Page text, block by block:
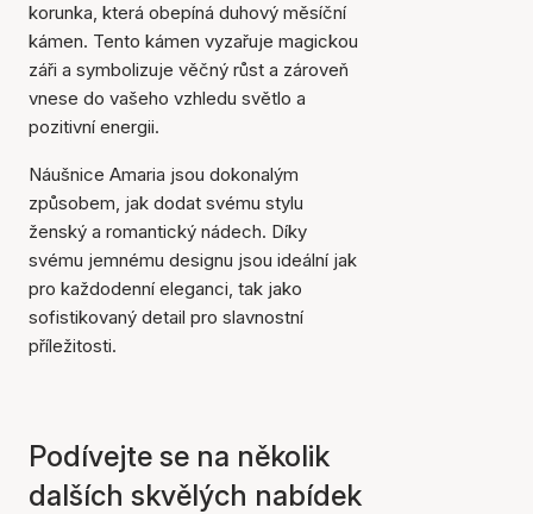
korunka, která obepíná duhový měsíční
kámen. Tento kámen vyzařuje magickou
záři a symbolizuje věčný růst a zároveň
vnese do vašeho vzhledu světlo a
pozitivní energii.
Náušnice Amaria jsou dokonalým
způsobem, jak dodat svému stylu
ženský a romantický nádech. Díky
svému jemnému designu jsou ideální jak
pro každodenní eleganci, tak jako
sofistikovaný detail pro slavnostní
příležitosti.
Podívejte se na několik
dalších skvělých nabídek